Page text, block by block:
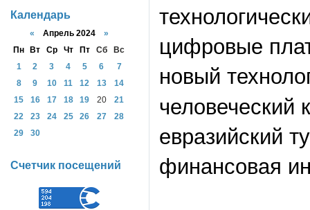
цифровые
новый
человеческий
евразийский
финансовая
Календарь
« Апрель 2024 »
Пн
Вт Ср Чт Пт Сб
Вс
1
2 3 4 5 6
7
8
9 10 11 12 13
14
15
16 17 18 19 20
21
22
23 24 25 26 27
28
29
30
Счетчик посещений